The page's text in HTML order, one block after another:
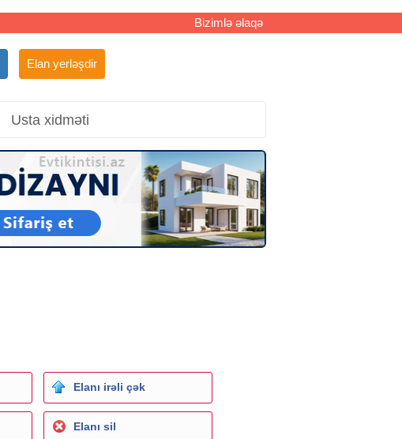
Bizimlə əlaqə
Elan yerləşdir
Usta xidməti
Elanı irəli çək
Elanı sil